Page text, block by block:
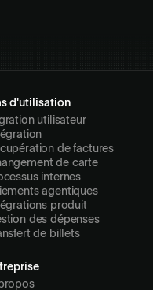
d'utilisation
utilisateur
de factures
de carte
internes
agentiques
produit
des dépenses
de billets